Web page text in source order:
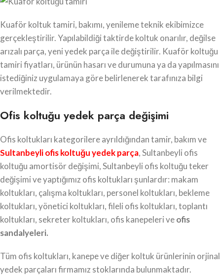
Kuaför koltuk tamiri, bakımı, yenileme teknik ekibimizce
gerçekleştirilir. Yapılabildiği taktirde koltuk onarılır, değilse
arızalı parça, yeni yedek parça ile değiştirilir. Kuaför koltuğu
tamiri fiyatları, ürünün hasarı ve durumuna ya da yapılmasını
istediğiniz uygulamaya göre belirlenerek tarafınıza bilgi
verilmektedir.
Ofis koltuğu yedek parça değişimi
Ofis koltukları kategorilere ayrıldığından tamir, bakım ve
Sultanbeyli ofis koltuğu yedek parça, Sultanbeyli ofis
koltuğu amortisör değişimi, Sultanbeyli ofis koltuğu teker
değişimi ve yaptığımız ofis koltukları şunlardır: makam
koltukları, çalışma koltukları, personel koltukları, bekleme
koltukları, yönetici koltukları, fileli ofis koltukları, toplantı
koltukları, sekreter koltukları, ofis kanepeleri veofis
sandalyeleri.
Tüm ofis koltukları, kanepe ve diğer koltuk ürünlerinin orjinal
yedek parçaları firmamız stoklarında bulunmaktadır.